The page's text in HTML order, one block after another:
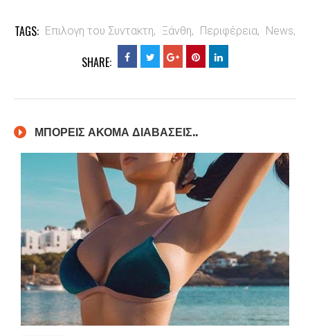
TAGS: Επιλογη του Συντακτη, Ξάνθη, Περιφέρεια, News,
SHARE:
ΜΠΟΡΕΙΣ ΑΚΟΜΑ ΔΙΑΒΑΣΕΙΣ..